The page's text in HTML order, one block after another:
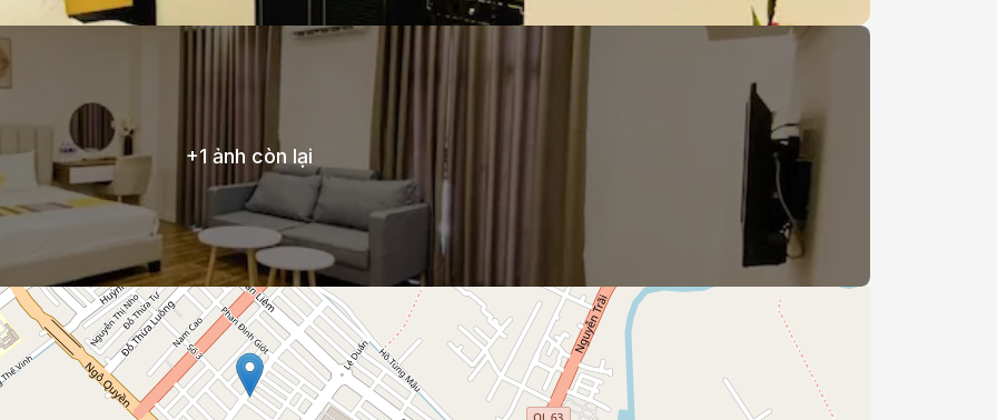
+1 ảnh còn lại